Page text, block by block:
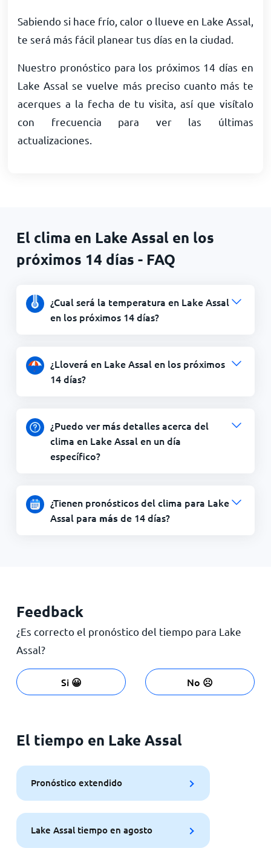
Sabiendo si hace frío, calor o llueve en Lake Assal,
te será más fácil planear tus días en la ciudad.
Nuestro pronóstico para los próximos 14 días en
Lake Assal se vuelve más preciso cuanto más te
acerques a la fecha de tu visita, así que visítalo
con frecuencia para ver las últimas
actualizaciones.
El clima en Lake Assal en los
próximos 14 días - FAQ
¿Cual será la temperatura en Lake Assal
en los próximos 14 días?
¿Lloverá en Lake Assal en los próximos
14 días?
¿Puedo ver más detalles acerca del
clima en Lake Assal en un día
específico?
¿Tienen pronósticos del clima para Lake
Assal para más de 14 días?
Feedback
¿Es correcto el pronóstico del tiempo para Lake
Assal?
Si 😀 No ☹️
El tiempo en Lake Assal
Pronóstico extendido
Lake Assal tiempo en agosto